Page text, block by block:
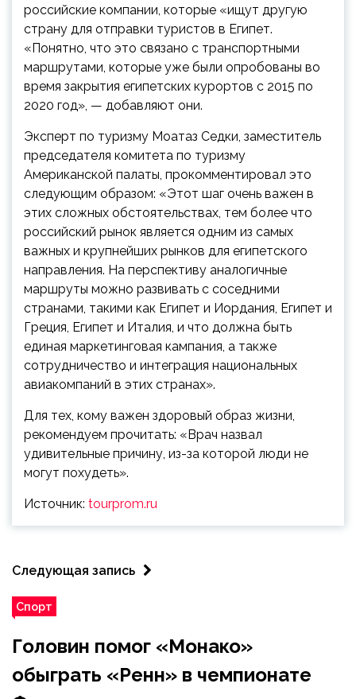
российские компании, которые «ищут другую
страну для отправки туристов в Египет.
«Понятно, что это связано с транспортными
маршрутами, которые уже были опробованы во
время закрытия египетских курортов с 2015 по
2020 год», — добавляют они.
Эксперт по туризму Моатаз Седки, заместитель
председателя комитета по туризму
Американской палаты, прокомментировал это
следующим образом: «Этот шаг очень важен в
этих сложных обстоятельствах, тем более что
российский рынок является одним из самых
важных и крупнейших рынков для египетского
направления. На перспективу аналогичные
маршруты можно развивать с соседними
странами, такими как Египет и Иордания, Египет и
Греция, Египет и Италия, и что должна быть
единая маркетинговая кампания, а также
сотрудничество и интеграция национальных
авиакомпаний в этих странах».
Для тех, кому важен здоровый образ жизни,
рекомендуем прочитать: «Врач назвал
удивительные причину, из-за которой люди не
могут похудеть».
Источник: tourprom.ru
Следующая запись
Спорт
Головин помог «Монако»
обыграть «Ренн» в чемпионате